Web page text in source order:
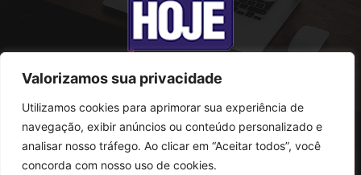
Valorizamos sua privacidade
Utilizamos cookies para aprimorar sua experiência de
navegação, exibir anúncios ou conteúdo personalizado e
analisar nosso tráfego. Ao clicar em “Aceitar todos”, você
concorda com nosso uso de cookies.
SOBRE NÓS
Rua Conselheiro Antonio Prado, 121